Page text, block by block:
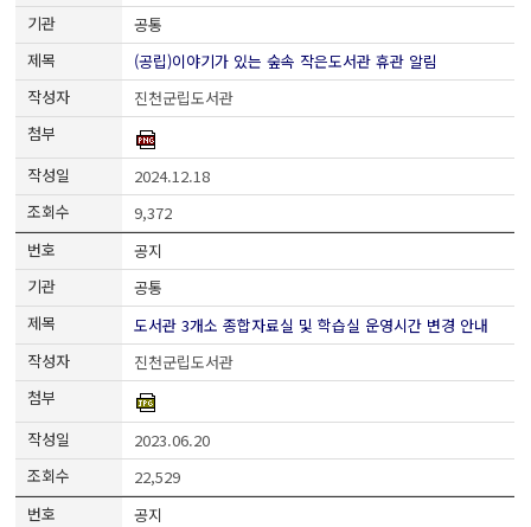
공통
(공립)이야기가 있는 숲속 작은도서관 휴관 알림
진천군립도서관
2024.12.18
9,372
공지
공통
도서관 3개소 종합자료실 및 학습실 운영시간 변경 안내
진천군립도서관
2023.06.20
22,529
공지